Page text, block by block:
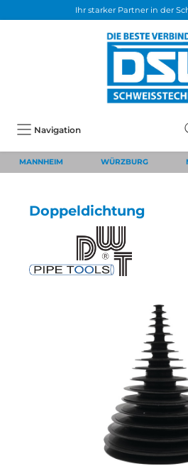
Ihr starker Partner in der
Navigation
MANNHEIM WÜRZBURG
Doppeldichtung